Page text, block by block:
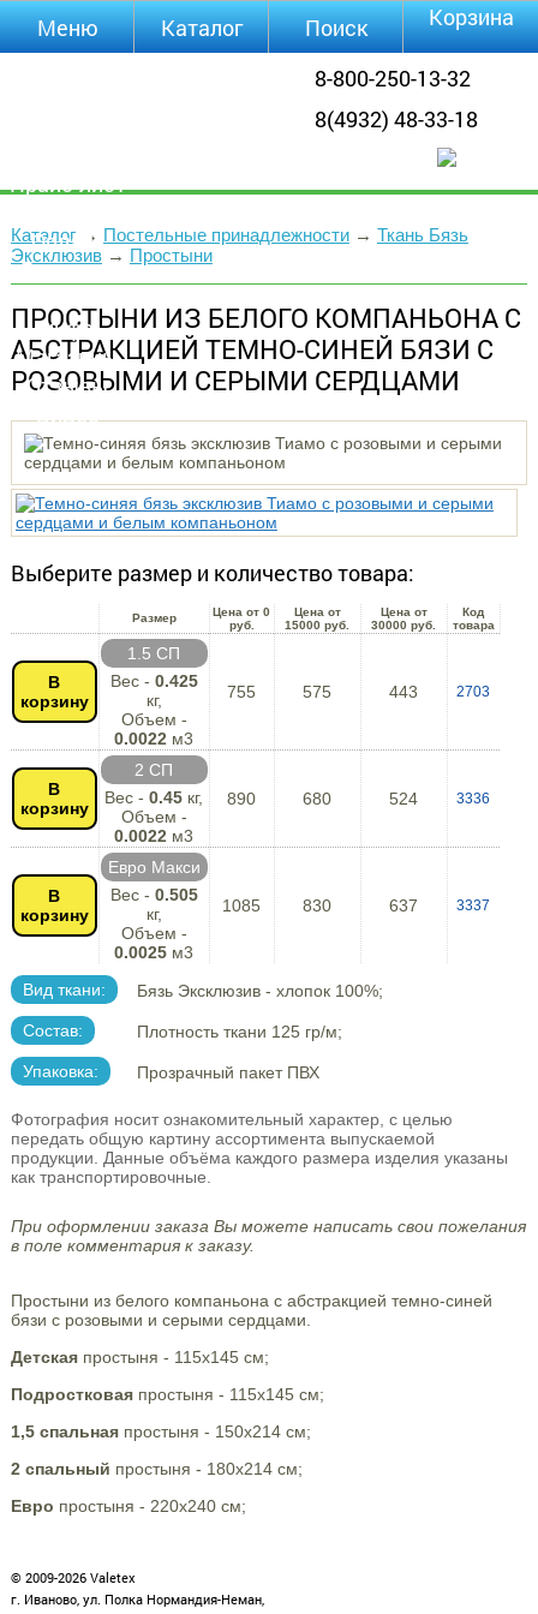
8-800-250-13-32
8(4932) 48-33-18
Каталог→ Постельные принадлежности→ Ткань Бязь
Эксклюзив→ Простыни
ПРОСТЫНИ ИЗ БЕЛОГО КОМПАНЬОНА С
АБСТРАКЦИЕЙ ТЕМНО-СИНЕЙ БЯЗИ С
РОЗОВЫМИ И СЕРЫМИ СЕРДЦАМИ
Выберите размер и количество товара:
Размер
Цена от 0
руб.
Цена от
15000 руб.
Цена от
30000 руб.
Код
товара
В
корзину
1.5 СП
Вес - 0.425
кг,
Объем -
0.0022 м3
755 575 443 2703
В
корзину
2 СП
Вес -0.45 кг,
Объем -
0.0022 м3
890 680 524 3336
В
корзину
Евро Макси
Вес - 0.505
кг,
Объем -
0.0025 м3
1085 830 637 3337
Вид ткани: Бязь Эксклюзив - хлопок 100%;
Состав: Плотность ткани 125 гр/м;
Упаковка: Прозрачный пакет ПВХ
Фотография носит ознакомительный характер, с целью
передать общую картину ассортимента выпускаемой
продукции. Данные объёма каждого размера изделия указаны
как транспортировочные.
При оформлении заказа Вы можете написать свои пожелания
в поле комментария к заказу.
Простыни из белого компаньона с абстракцией темно-синей
бязи с розовыми и серыми сердцами.
Детскаяпростыня - 115х145 см;
Подростковаяпростыня - 115х145 см;
1,5 спальнаяпростыня - 150х214 см;
2 спальный простыня - 180х214 см;
Евро простыня - 220х240 см;
© 2009-2026 Valetex
г. Иваново, ул. Полка Нормандия-Неман,
Меню
Прайс-лист
Оплата
Доставка
инфа
Магазины
Отзывы
Видео
Каталог Поиск Корзина